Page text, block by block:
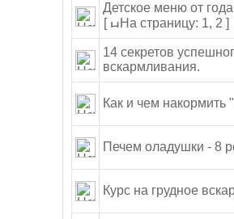
Детское меню от
[
На страницу: 1, 2 ]
14 секретов
вскармливания.
Как и чем накормить
Печем оладушки - 8
Курс на грудное